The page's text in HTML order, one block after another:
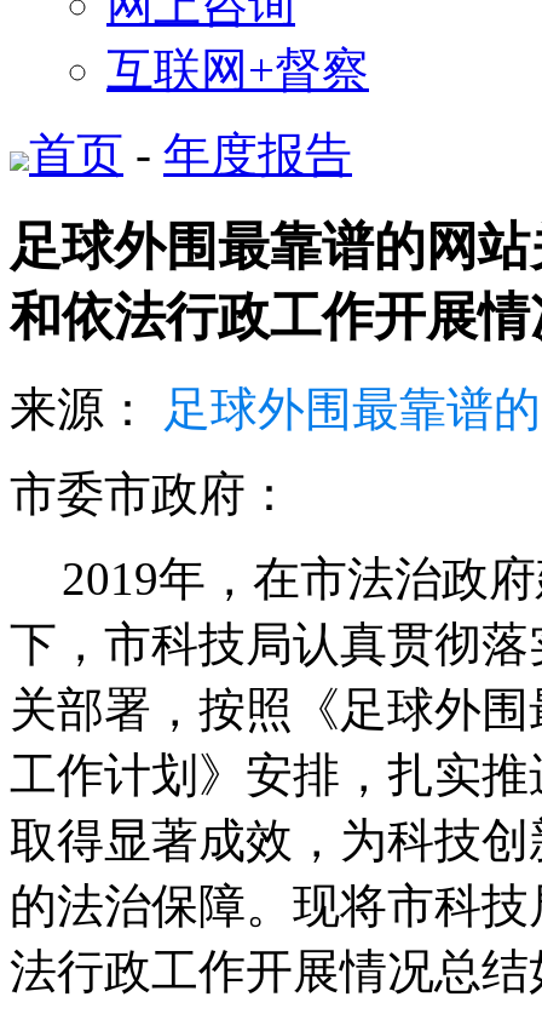
互联网+督察
首页 - 年度报告
足球外围最靠谱的网
和依法行政工作开展
来源： 足球外围最靠谱
市委市政府：
2019年，在市法治政
下，市科技局认真贯彻
关部署，按照《足球外
工作计划》安排，扎实
取得显著成效，为科技
的法治保障。现将市科技
法行政工作开展情况总结